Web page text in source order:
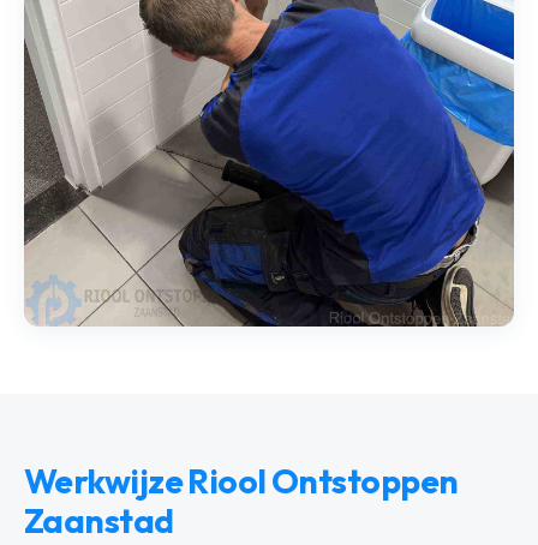
Werkwijze Riool Ontstoppen
Zaanstad